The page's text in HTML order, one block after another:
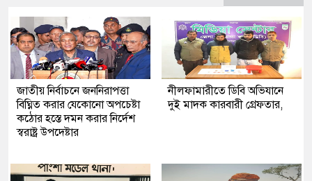
জাতীয় নির্বাচনে জননিরাপত্তা
বিঘ্নিত করার যেকোনো অপচেষ্টা
কঠোর হস্তে দমন করার নির্দেশ
স্বরাষ্ট্র উপদেষ্টার
নীলফামারীতে ডিবি অভিযানে
দুই মাদক কারবারী গ্রেফতার,